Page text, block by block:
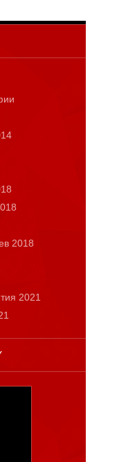
2018
2021